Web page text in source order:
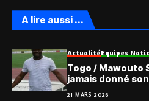
A lire aussi ...
ActualitéEquipes
Togo / Mawouto
jamais donné
équipe nationale
21 MARS 2026